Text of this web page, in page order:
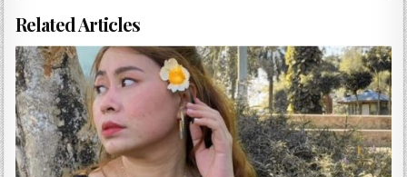
Related Articles